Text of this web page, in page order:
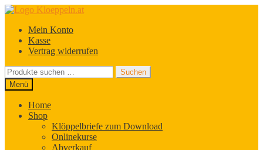
Zur
springen
Zum
springenMein Konto
Kasse
Vertrag widerrufen
Suchen
nach:
Suchen
Menü
Home
Shop
Klöppelbriefe zum Download
Onlinekurse
Abverkauf